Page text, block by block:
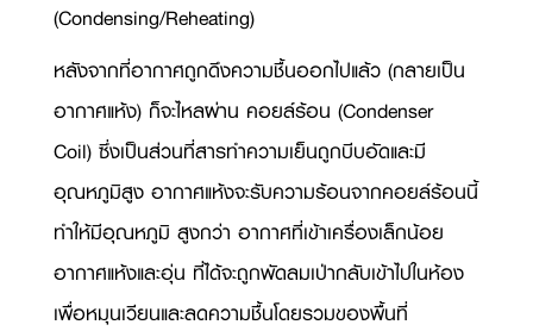
(Condensing/Reheating)
หลังจากที่อากาศถูกดึงความชื้นออกไปแล้ว (กลายเป็น
อากาศแห้ง) ก็จะไหลผ่าน คอยล์ร้อน (Condenser
Coil) ซึ่งเป็นส่วนที่สารทำความเย็นถูกบีบอัดและมี
อุณหภูมิสูง อากาศแห้งจะรับความร้อนจากคอยล์ร้อนนี้
ทำให้มีอุณหภูมิ สูงกว่า อากาศที่เข้าเครื่องเล็กน้อย
อากาศแห้งและอุ่น ที่ได้จะถูกพัดลมเป่ากลับเข้าไปในห้อง
เพื่อหมุนเวียนและลดความชื้นโดยรวมของพื้นที่